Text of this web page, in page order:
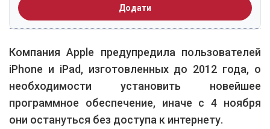
Додати
Компания Apple предупредила пользователей
iPhone и iPad, изготовленных до 2012 года, о
необходимости установить новейшее
программное обеспечение, иначе с 4 ноября
они остануться без доступа к интернету.